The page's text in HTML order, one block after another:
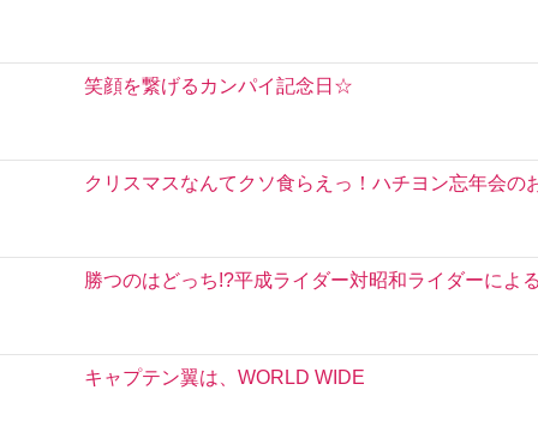
笑顔を繋げるカンパイ記念日☆
クリスマスなんてクソ食らえっ！ハチヨン忘年会の
勝つのはどっち!?平成ライダー対昭和ライダーによ
キャプテン翼は、WORLD WIDE